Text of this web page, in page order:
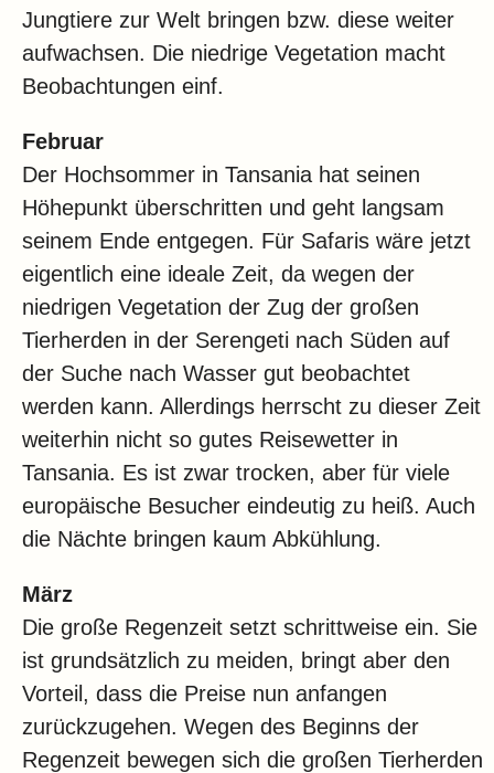
Jungtiere zur Welt bringen bzw. diese weiter
aufwachsen. Die niedrige Vegetation macht
Beobachtungen einf.
Februar
Der Hochsommer in Tansania hat seinen
Höhepunkt überschritten und geht langsam
seinem Ende entgegen. Für Safaris wäre jetzt
eigentlich eine ideale Zeit, da wegen der
niedrigen Vegetation der Zug der großen
Tierherden in der Serengeti nach Süden auf
der Suche nach Wasser gut beobachtet
werden kann. Allerdings herrscht zu dieser Zeit
weiterhin nicht so gutes Reisewetter in
Tansania. Es ist zwar trocken, aber für viele
europäische Besucher eindeutig zu heiß. Auch
die Nächte bringen kaum Abkühlung.
März
Die große Regenzeit setzt schrittweise ein. Sie
ist grundsätzlich zu meiden, bringt aber den
Vorteil, dass die Preise nun anfangen
zurückzugehen. Wegen des Beginns der
Regenzeit bewegen sich die großen Tierherden